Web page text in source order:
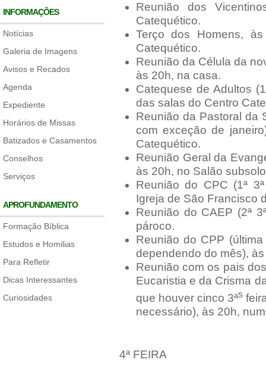
INFORMAÇÕES
Notícias
Galeria de Imagens
Avisos e Recados
Agenda
Expediente
Horários de Missas
Batizados e Casamentos
Conselhos
Serviços
APROFUNDAMENTO
Formação Bíblica
Estudos e Homilias
Para Refletir
Dicas Interessantes
Curiosidades
Reunião dos
Catequético.
Terço dos Homens,
Catequético.
Reunião da Célula da
às 20h, na casa.
Catequese de Adultos
das salas do Centro
Reunião da Pastoral da
com exceção de
Catequético.
Reunião Geral da
às 20h, no Salão
Reunião do CPC (1ª
Igreja de São Francisco
Reunião do CAEP (2ª
pároco.
Reunião do CPP
dependendo do mês),
Reunião com os pais
Eucaristia e da Crisma
que houver cinco 3ªs
necessário), às 20h,
4ª FEIRA